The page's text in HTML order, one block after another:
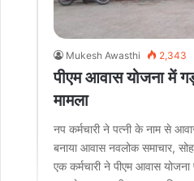
Mukesh Awasthi 2,343
पीएम आवास योजना में
मामला
नप कर्मचारी ने पत्नी के नाम से
बनाया आवास नवलोक समाचार,
एक कर्मचारी ने पीएम आवास